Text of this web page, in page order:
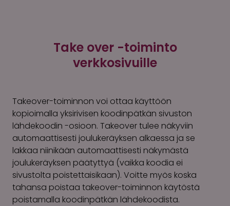
Take over -toiminto
verkkosivuille
Takeover-toiminnon voi ottaa käyttöön
kopioimalla yksirivisen koodinpätkän sivuston
lähdekoodin -osioon. Takeover tulee näkyviin
automaattisesti joulukeräyksen alkaessa ja se
lakkaa niinikään automaattisesti näkymästä
joulukeräyksen päätyttyä (vaikka koodia ei
sivustolta poistettaisikaan). Voitte myös koska
tahansa poistaa takeover-toiminnon käytöstä
poistamalla koodinpätkän lähdekoodista.